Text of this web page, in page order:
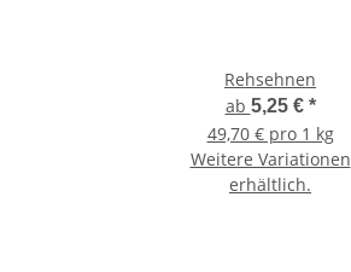
Rehsehnen
ab 5,25 € *
49,70 € pro 1 kg
Weitere Variationen
erhältlich.